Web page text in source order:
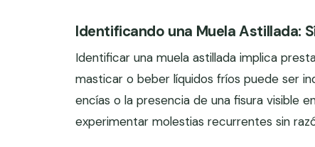
Identificando una Muela Astillada:
Identificar una muela astillada implica
masticar o beber líquidos fríos puede ser
encías o la presencia de una fisura visible
experimentar molestias recurrentes sin